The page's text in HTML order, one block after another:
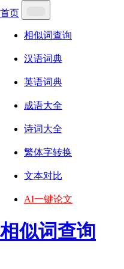
首页
相似词查询
汉语词典
英语词典
成语大全
诗词大全
繁体字转换
文本对比
AI一键论文
相似词查询